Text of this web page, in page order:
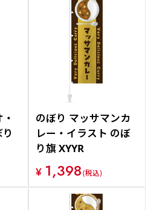
のぼり マッサマンカ
レー・イラスト のぼ
り旗 XYYR
¥ 1,398(税込)